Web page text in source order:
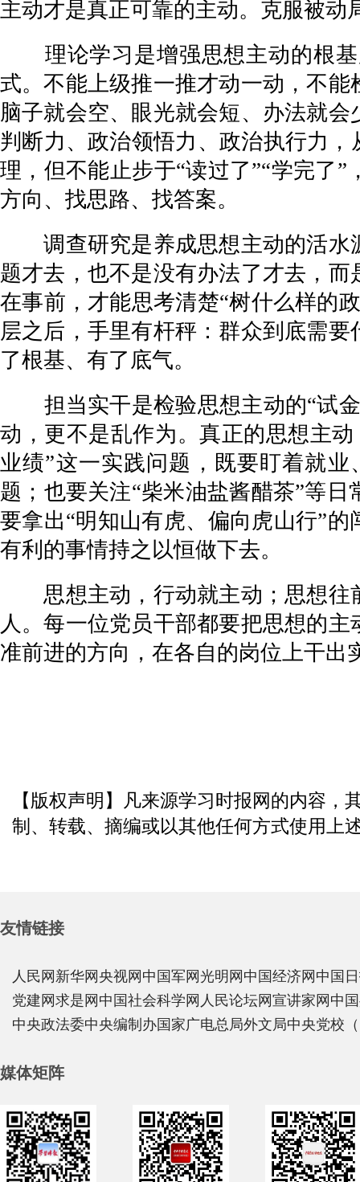
主动才是真正可靠的主动。克服被动
理论学习是增强思想主动的根基
式。不能上级推一推才动一动，不
脑子就会空、眼光就会短、办法就
判断力、政治领悟力、政治执行力
理，但不能止步于“读过了”“学完了
方向、找思路、找答案。
调查研究是养成思想主动的活水
题才去，也不是没有办法了才去，
在事前，才能思考清楚“树什么样的
层之后，手里有杆秤：群众到底需
了根基、有了底气。
担当实干是检验思想主动的“试金
动，更不是乱作为。真正的思想主
业绩”这一实践问题，既要盯着就
题；也要关注“柴米油盐酱醋茶”等
要拿出“明知山有虎、偏向虎山行”
有利的事情持之以恒做下去。
思想主动，行动就主动；思想往
人。每一位党员干部都要把思想的
准前进的方向，在各自的岗位上干
【版权声明】凡来源学习时报网的内容
制、转载、摘编或以其他任何方式使用上
友情链接
人民网 新华网 央视网 中国军网 光明网 中国经济网 中国
党建网 求是网 中国社会科学网 人民论坛网 宣讲家网 中
中央政法委中央编制办国家广电总局外文局中央党校
媒体矩阵